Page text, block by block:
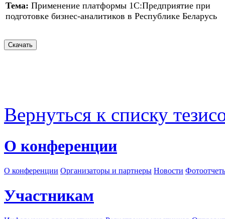
Тема: Применение платформы 1С:Предприятие при
подготовке бизнес-аналитиков в Республике Беларусь
Вернуться к списку
О конференции
О конференции Организаторы и партнеры Новости
Участникам